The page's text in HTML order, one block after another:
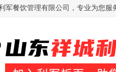
军餐饮管理有限公司，专业为您服